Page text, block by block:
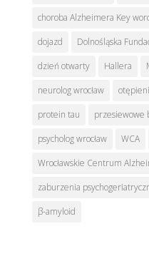
choroba Alzheimera Key
dojazd
Dolnośląska
dzień otwarty
Hallera
neurolog wrocław
protein tau
przesiewowe
psycholog wrocław
WCA
Wrocławskie Centrum
zaburzenia
β-amyloid